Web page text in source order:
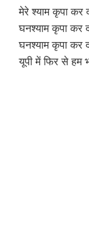
मेरे श्याम कृपा कर
घनश्याम कृपा कर
घनश्याम कृपा कर
यूपी में फिर से हम